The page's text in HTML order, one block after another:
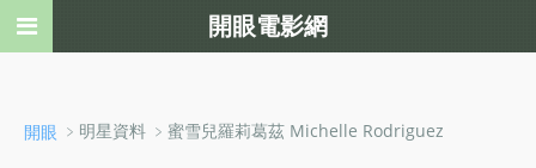
開眼 ﹥明星資料 ﹥蜜雪兒羅莉葛茲 Michelle Rodriguez
開眼電影網